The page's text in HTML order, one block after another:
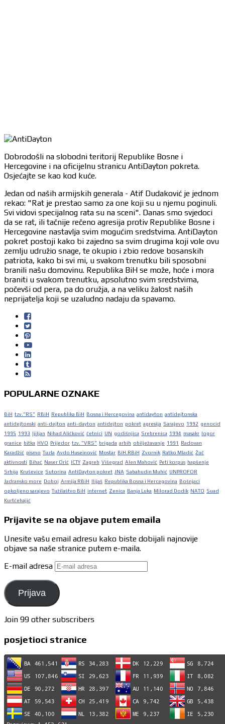
Dobrodošli na slobodni teritorij Republike Bosne i
Hercegovine i na oficijelnu stranicu AntiDayton pokreta.
Osjećajte se kao kod kuće.
Jedan od naših armijskih generala - Atif Dudaković je jednom
rekao: "Rat je prestao samo za one koji su u njemu poginuli.
Svi vidovi specijalnog rata su na sceni". Danas smo svjedoci
da se rat, ili tačnije rečeno agresija protiv Republike Bosne i
Hercegovine nastavlja svim mogućim sredstvima. AntiDayton
pokret postoji kako bi zajedno sa svim drugima koji vole ovu
zemlju udružio snage, te okupio i zbio redove bosanskih
patriota, kako bi svi mi, u svakom trenutku bili sposobni
branili našu domovinu. Republika BiH se može, hoće i mora
braniti u svakom trenutku, apsolutno svim sredstvima,
počevši od pera, pa do oružja, a na veliku žalost naših
neprijatelja koji se uzaludno nadaju da spavamo.
POPULARNE OZNAKE
BiH tzv."RS" RBiH Republika BiH Bosna i Hercegovina antidayton antidejtonska
antidejtonski anti-dejton anti-dayton antidejton pokret agresija Sarajevo 1992 genocid
1995 1993 ljiljan Nihad Aličković četnici UN godišnjica Srebrenica 1994 masakr logor
granice bitka HVO Prijedor tzv. "VRS" brigada arbih obilježavanje 1991
Radovan
Karadžić pismo Tuzla Avdo Huseinović Mostar BiH.RBiH Zvornik Ratko Mladić Žuč
aktivnosti Bihać Naser Orić ICTY Zagreb Višegrad Alen Mahović Peti korpus hapšenje
Srbija Kruševice Sutorina AntiDayton pokret JNA Sabahudin Muhić UNPROFOR
Jadransko more Doboj Armija RBiH Ilijaš Republika Bosna i Hercegovina Bošnjaci
opkoljeno sarajevo Tužilaštvo BiH internet Zenica Banja Luka Milorad Dodik NATO Suad
Kurtćehajić
Prijavite se na objave putem emaila
Unesite vašu email adresu kako biste dobijali najnovije
objave sa naše stranice putem e-maila.
E-mail adresa
Prijava
Join 99 other subscribers
posjetioci stranice